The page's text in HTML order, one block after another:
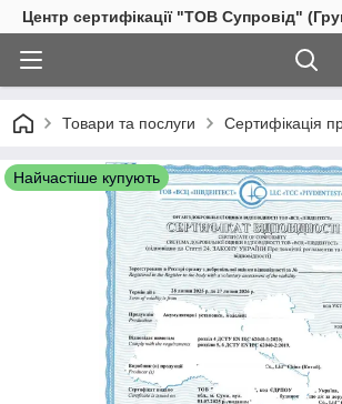
Центр сертифікації "ТОВ Супровід"
Товари та послуги Сертифікація
Найчастіше купують